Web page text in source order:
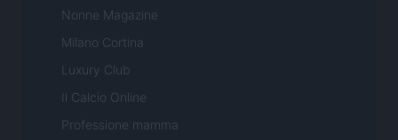
Nonne Magazine
Milano Cortina
Luxury Club
Il Calcio Online
Professione mamma